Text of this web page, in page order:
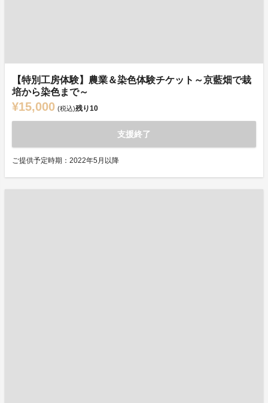
【特別工房体験】農業＆染色体験チケット～京藍畑で栽
培から染色まで～
¥15,000 (税込)残り10
支援終了
ご提供予定時期：2022年5月以降